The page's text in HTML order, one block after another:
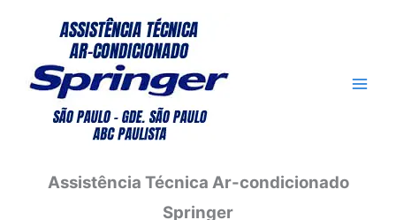
conteúdo
Assistência Técnica Ar-condicionado
Springer